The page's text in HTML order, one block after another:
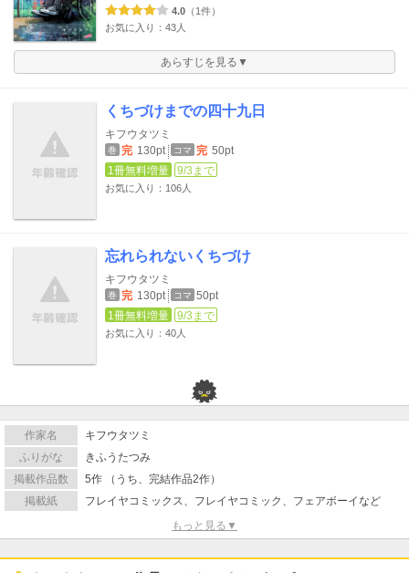
4.0 （1件）
お気に入り：43人
あらすじを見る▼
くちづけまでの四十九日
キフウタツミ
巻 完 130pt コマ 完 50pt
1冊無料増量
9/3まで
お気に入り：106人
忘れられないくちづけ
キフウタツミ
巻 完 130pt コマ 50pt
1冊無料増量
9/3まで
お気に入り：40人
作家名
キフウタツミ
ふりがな
きふうたつみ
掲載作品数
5作 （うち、完結作品2作）
掲載紙
フレイヤコミックス、フレイヤコミック、フェアボーイなど
もっと見る▼